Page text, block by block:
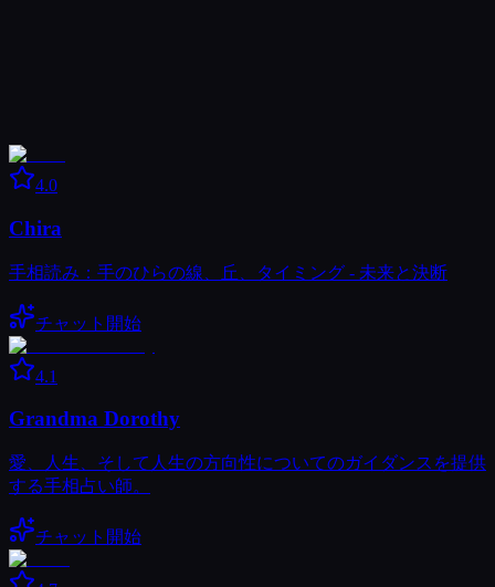
4.0
Chira
手相読み：手のひらの線、丘、タイミング - 未来と決断
チャット開始
4.1
Grandma Dorothy
愛、人生、そして人生の方向性についてのガイダンスを提供
する手相占い師。
チャット開始